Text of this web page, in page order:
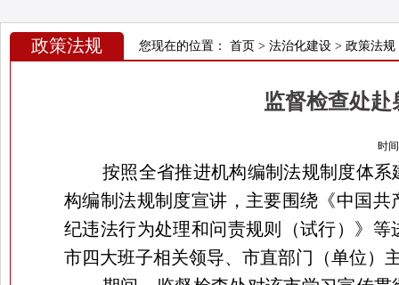
政策法规 您现在的位置： 首页 > 法治化建设 > 政策法规
监督检查处
时
按照全省推进机构编制法规制度体
构编制法规制度宣讲，主要围绕《中国
纪违法行为处理和问责规则（试行）》
市四大班子相关领导、市直部门（单位）